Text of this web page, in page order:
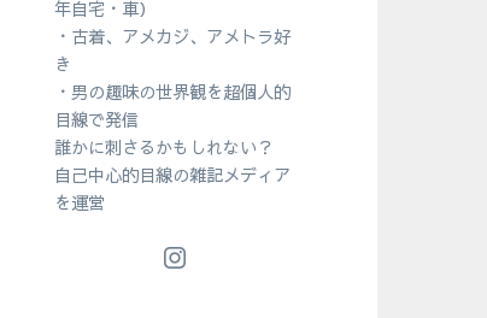
年自宅・車）
・古着、アメカジ、アメトラ好
き
・男の趣味の世界観を超個人的
目線で発信
誰かに刺さるかもしれない？
自己中心的目線の雑記メディア
を運営